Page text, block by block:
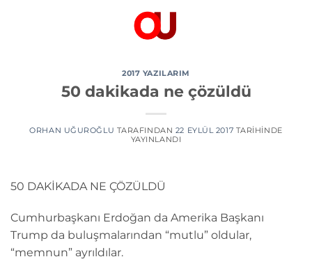
2017 YAZILARIM
50 dakikada ne çözüldü
ORHAN UĞUROĞLU TARAFINDAN 22 EYLÜL 2017 TARIHINDE
YAYINLANDI
50 DAKİKADA NE ÇÖZÜLDÜ
Cumhurbaşkanı Erdoğan da Amerika Başkanı
Trump da buluşmalarından “mutlu” oldular,
“memnun” ayrıldılar.